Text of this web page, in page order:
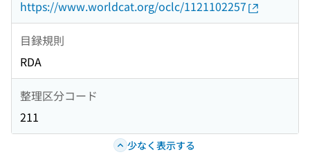
https://www.worldcat.org/oclc/1121102257
目録規則
RDA
整理区分コード
211
少なく表示する